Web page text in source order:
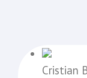
Cristian